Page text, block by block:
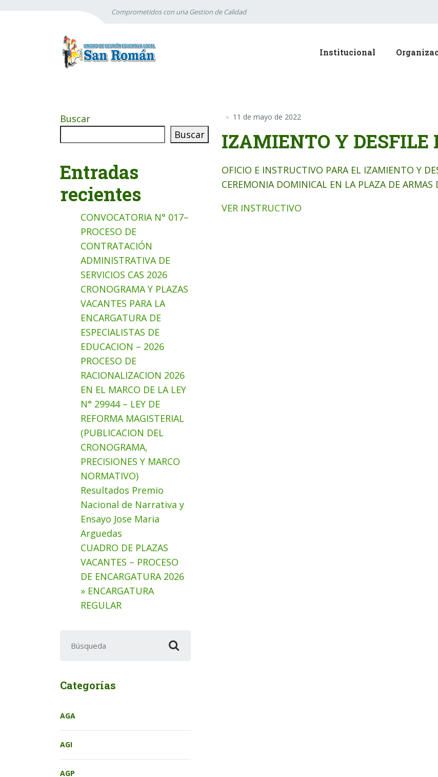
Comprometidos con una Gestion de Calidad
Institucional
11 de mayo de 2022
IZAMIENTO Y DESFILE
OFICIO E INSTRUCTIVO PARA EL IZAMIENTO Y
CEREMONIA DOMINICAL EN LA PLAZA DE ARMAS
VER INSTRUCTIVO
Buscar
Buscar
Entradas
recientes
CONVOCATORIA N° 017–
PROCESO DE
CONTRATACIÓN
ADMINISTRATIVA DE
SERVICIOS CAS 2026
CRONOGRAMA Y PLAZAS
VACANTES PARA LA
ENCARGATURA DE
ESPECIALISTAS DE
EDUCACION – 2026
PROCESO DE
RACIONALIZACION 2026
EN EL MARCO DE LA LEY
N° 29944 – LEY DE
REFORMA MAGISTERIAL
(PUBLICACION DEL
CRONOGRAMA,
PRECISIONES Y MARCO
NORMATIVO)
Resultados Premio
Nacional de Narrativa y
Ensayo Jose Maria
Arguedas
CUADRO DE PLAZAS
VACANTES – PROCESO
DE ENCARGATURA 2026
» ENCARGATURA
REGULAR
Categorías
AGA
AGI
AGP